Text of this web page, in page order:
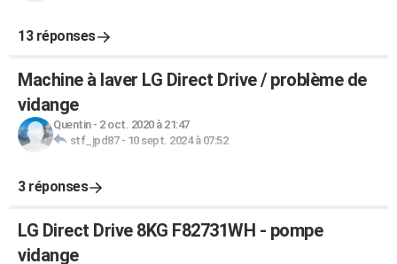
13 réponses
Machine à laver LG Direct Drive / problème de
vidange
Quentin- 2 oct. 2020 à 21:47
stf_jpd87- 10 sept. 2024 à 07:52
3 réponses
LG Direct Drive 8KG F82731WH - pompe
vidange